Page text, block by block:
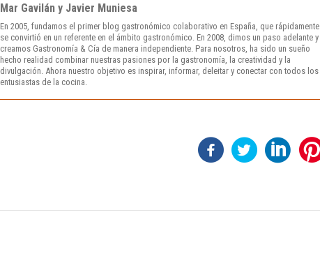
Mar Gavilán y Javier Muniesa
En 2005, fundamos el primer blog gastronómico colaborativo en España, que rápidamente
se convirtió en un referente en el ámbito gastronómico. En 2008, dimos un paso adelante y
creamos Gastronomía & Cía de manera independiente. Para nosotros, ha sido un sueño
hecho realidad combinar nuestras pasiones por la gastronomía, la creatividad y la
divulgación. Ahora nuestro objetivo es inspirar, informar, deleitar y conectar con todos los
entusiastas de la cocina.